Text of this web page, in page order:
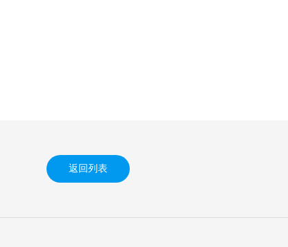
返回列表